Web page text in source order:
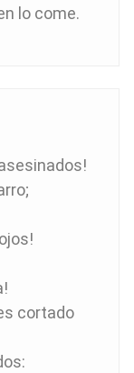
lo come.
cortado